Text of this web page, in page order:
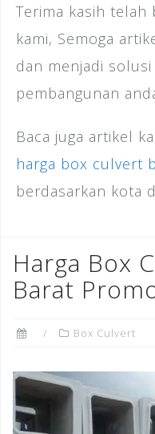
Terima kasih telah
kami, Semoga
dan menjadi
pembangunan
Baca juga artikel
harga box culvert
berdasarkan kota
Harga Box
Barat
Box Culvert